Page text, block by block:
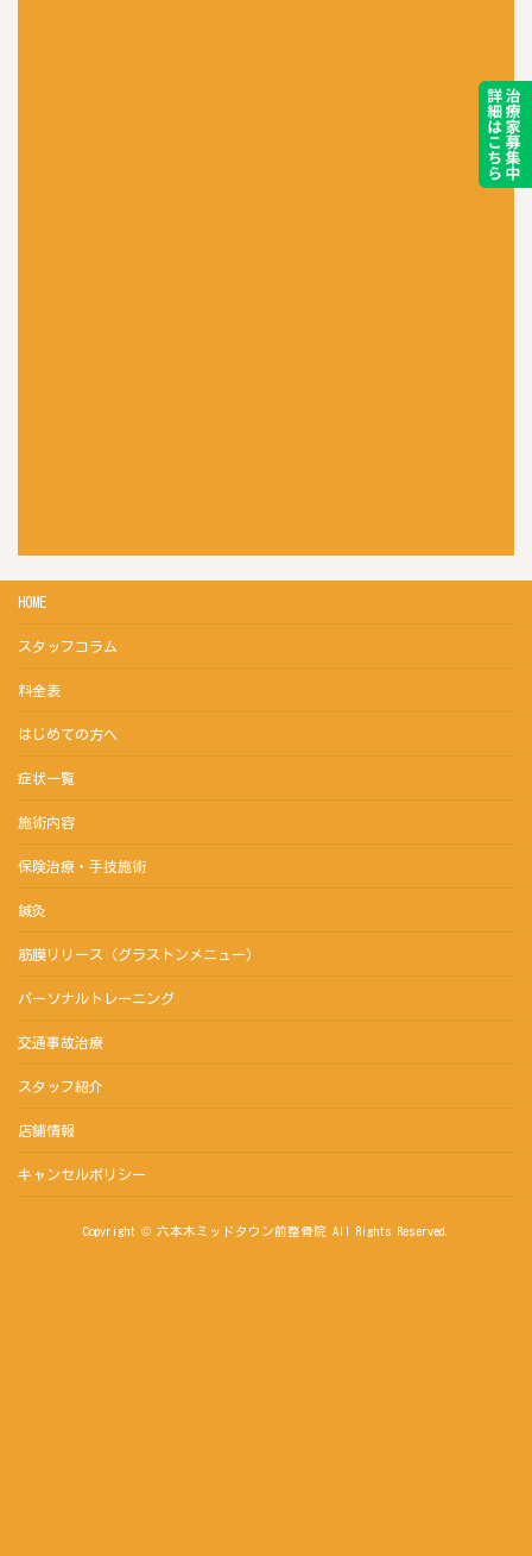
HOME
スタッフコラム
料金表
はじめての方へ
症状一覧
施術内容
保険治療・手技施術
鍼灸
筋膜リリース（グラストンメニュー）
パーソナルトレーニング
交通事故治療
スタッフ紹介
店舗情報
キャンセルポリシー
Copyright © 六本木ミッドタウン前整骨院 All Rights Reserved.